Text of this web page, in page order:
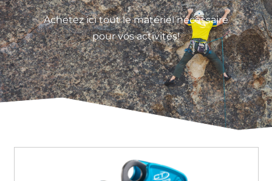
Achetez ici tout le matériel nécessaire
pour vos activités!